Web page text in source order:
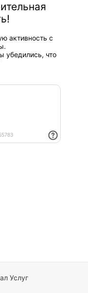
активность с
убедились, что
Услуг